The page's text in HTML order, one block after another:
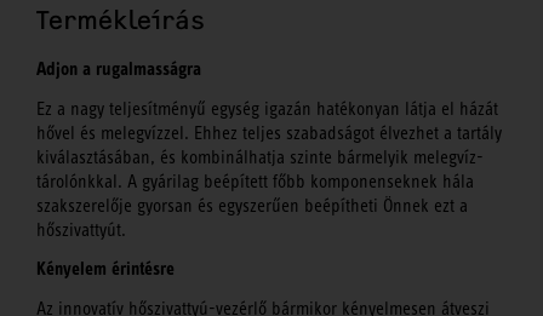
Termékleírás
Adjon a rugalmasságra
Ez a nagy teljesítményű egység igazán hatékonyan látja el házát
hővel és melegvízzel. Ehhez teljes szabadságot élvezhet a tartály
kiválasztásában, és kombinálhatja szinte bármelyik melegvíz-
tárolónkkal. A gyárilag beépített főbb komponenseknek hála
szakszerelője gyorsan és egyszerűen beépítheti Önnek ezt a
hőszivattyút.
Kényelem érintésre
Az innovatív hőszivattyú-vezérlő bármikor kényelmesen átveszi